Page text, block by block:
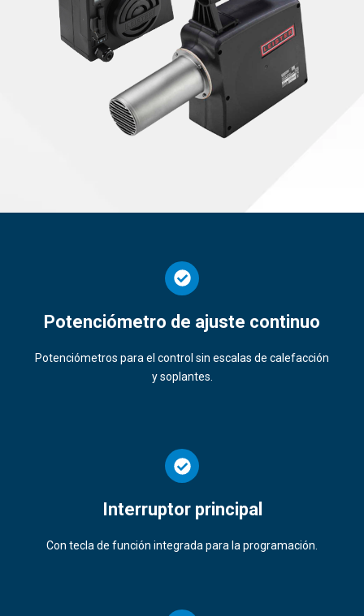
Potenciómetro de ajuste continuo
Potenciómetros para el control sin escalas de calefacción
y soplantes.
Interruptor principal
Con tecla de función integrada para la programación.